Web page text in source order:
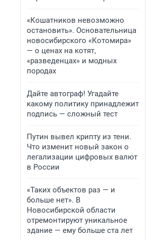
«Кошатников невозможно
остановить». Основательница
новосибирского «Котомира»
— о ценах на котят,
«разведенцах» и модных
породах
Дайте автограф! Угадайте
какому политику принадлежит
подпись — сложный тест
Путин вывел крипту из тени.
Что изменит новый закон о
легализации цифровых валют
в России
«Таких объектов раз — и
больше нет». В
Новосибирской области
отремонтируют уникальное
здание — ему больше ста лет